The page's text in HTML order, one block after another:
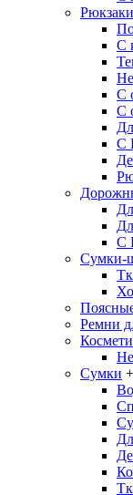
Рюкзаки
С
С
С
С
С
Сумки-
Ремни
Сумки +